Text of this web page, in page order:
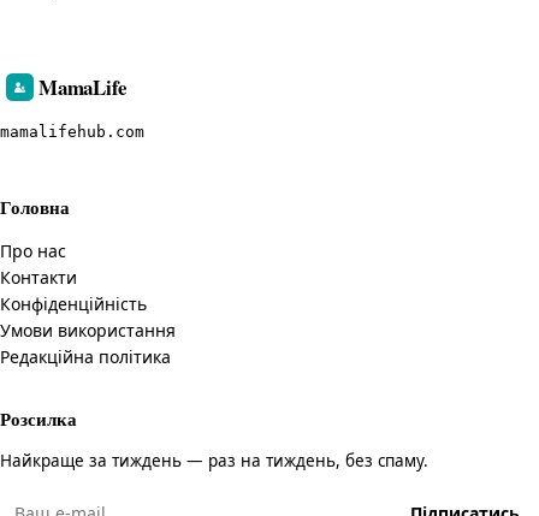
MamaLife
mamalifehub.com
Головна
Про нас
Контакти
Конфіденційність
Умови використання
Редакційна політика
Розсилка
Найкраще за тиждень — раз на тиждень, без спаму.